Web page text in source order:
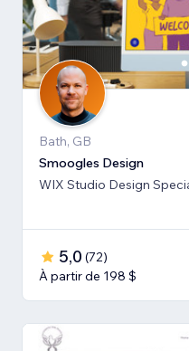
Bath, GB
Smoogles Design
WIX Studio Design
5,0 (72)
À partir de 198 $